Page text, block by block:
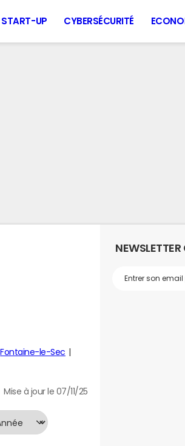
START-UP CYBERSÉCURITÉ
Fontaine-le-Sec
Mise à jour le 07/11/25